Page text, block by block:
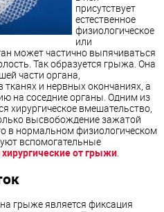
присутствует
естественное
физиологическое
или
может частично выпячиваться
Так образуется грыжа. Она
части органа,
и нервных окончаниях, а
на соседние органы. Одним из
хирургическое вмешательство,
высвобождение зажатой
в нормальном физиологическом
вспомогательные
хирургические от грыжи
грыже является фиксация